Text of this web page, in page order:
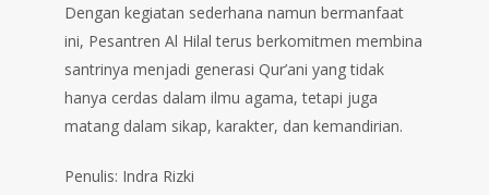
Dengan kegiatan sederhana namun bermanfaat
ini, Pesantren Al Hilal terus berkomitmen membina
santrinya menjadi generasi Qur’ani yang tidak
hanya cerdas dalam ilmu agama, tetapi juga
matang dalam sikap, karakter, dan kemandirian.
Penulis: Indra Rizki